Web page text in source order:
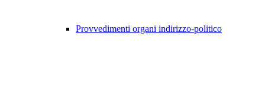
Provvedimenti organi indirizzo-politico